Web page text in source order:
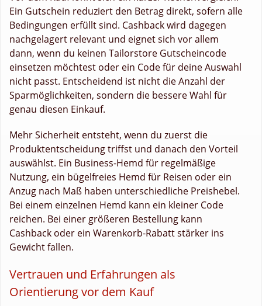
Ein Gutschein reduziert den Betrag direkt, sofern alle
Bedingungen erfüllt sind. Cashback wird dagegen
nachgelagert relevant und eignet sich vor allem
dann, wenn du keinen Tailorstore Gutscheincode
einsetzen möchtest oder ein Code für deine Auswahl
nicht passt. Entscheidend ist nicht die Anzahl der
Sparmöglichkeiten, sondern die bessere Wahl für
genau diesen Einkauf.
Mehr Sicherheit entsteht, wenn du zuerst die
Produktentscheidung triffst und danach den Vorteil
auswählst. Ein Business-Hemd für regelmäßige
Nutzung, ein bügelfreies Hemd für Reisen oder ein
Anzug nach Maß haben unterschiedliche Preishebel.
Bei einem einzelnen Hemd kann ein kleiner Code
reichen. Bei einer größeren Bestellung kann
Cashback oder ein Warenkorb-Rabatt stärker ins
Gewicht fallen.
Vertrauen und Erfahrungen als
Orientierung vor dem Kauf